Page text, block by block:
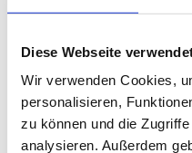
Diese Webseite
Wir verwenden Cookies,
personalisieren,
zu können und die
analysieren. Außerdem
Campus Süd
In unserer
umfassende Diagnostik
Erkrankungen des
vereinbaren Sie einen